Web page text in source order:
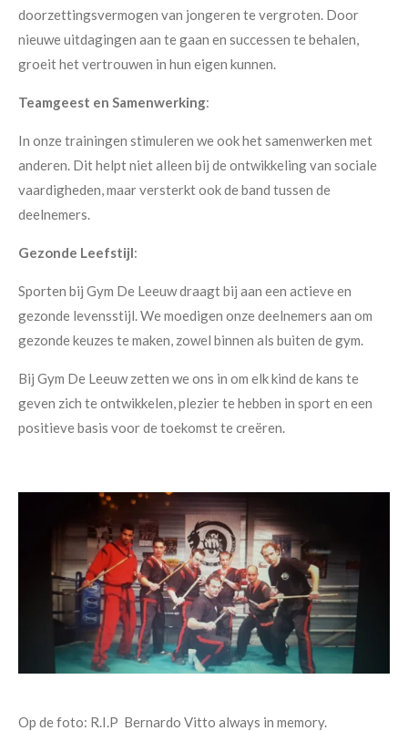
doorzettingsvermogen van jongeren te vergroten. Door
nieuwe uitdagingen aan te gaan en successen te behalen,
groeit het vertrouwen in hun eigen kunnen.
Teamgeest en Samenwerking:
In onze trainingen stimuleren we ook het samenwerken met
anderen. Dit helpt niet alleen bij de ontwikkeling van sociale
vaardigheden, maar versterkt ook de band tussen de
deelnemers.
Gezonde Leefstijl:
Sporten bij Gym De Leeuw draagt bij aan een actieve en
gezonde levensstijl. We moedigen onze deelnemers aan om
gezonde keuzes te maken, zowel binnen als buiten de gym.
Bij Gym De Leeuw zetten we ons in om elk kind de kans te
geven zich te ontwikkelen, plezier te hebben in sport en een
positieve basis voor de toekomst te creëren.
Op de foto: R.I.P Bernardo Vitto always in memory.